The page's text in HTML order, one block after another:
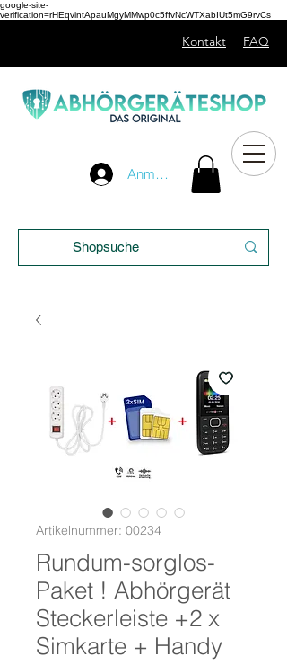
google-site-
verification=rHEqvintApauMgyMMwp0c5ffvNcWTXabIUt5mG9rvCs
Anmelden
Kontakt FAQ
Artikelnummer: 00234
Rundum-sorglos-
Paket ! Abhörgerät
Steckerleiste +2 x
Simkarte + Handy